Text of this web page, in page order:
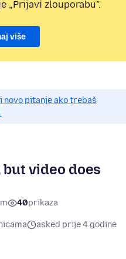
„Prijavi zlouporabu”.
više
novo pitanje ako trebaš
video does
40prikaza
asked prije 4 godine